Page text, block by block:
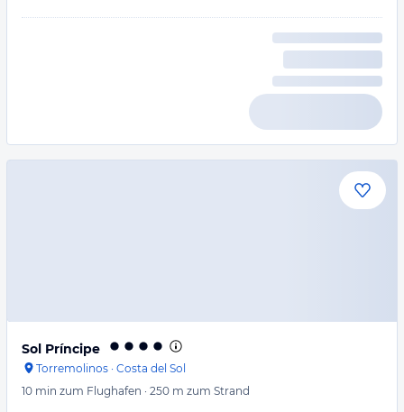
Sol Príncipe
Torremolinos · Costa del Sol
10 min zum Flughafen · 250 m zum Strand